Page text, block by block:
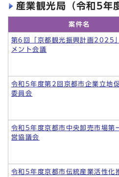
産業観光局（令和5年
案件名
第6回「京都観光振興計画2025
メント会議
令和5年度第2回京都市企業立地
委員会
令和5年度京都市中央卸売市場第
営協議会
令和5年度京都市伝統産業活性化